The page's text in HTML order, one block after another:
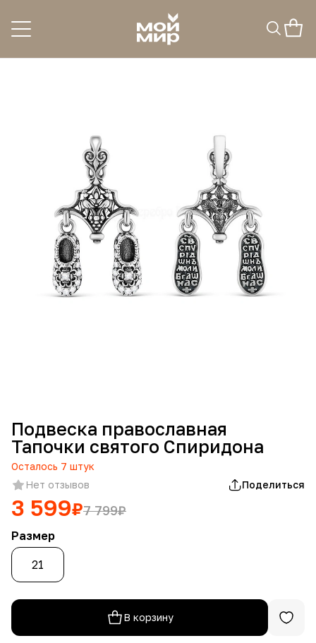
Подвеска православная
Тапочки святого Спиридона
Осталось 7 штук
Нет отзывов
Поделиться
3 599₽7 799₽
Размер
21
В корзину